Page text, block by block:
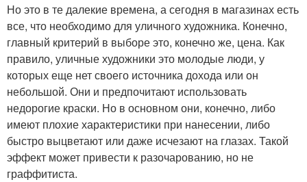
Но это в те далекие времена, а сегодня в магазинах есть
все, что необходимо для уличного художника. Конечно,
главный критерий в выборе это, конечно же, цена. Как
правило, уличные художники это молодые люди, у
которых еще нет своего источника дохода или он
небольшой. Они и предпочитают использовать
недорогие краски. Но в основном они, конечно, либо
имеют плохие характеристики при нанесении, либо
быстро выцветают или даже исчезают на глазах. Такой
эффект может привести к разочарованию, но не
граффитиста.